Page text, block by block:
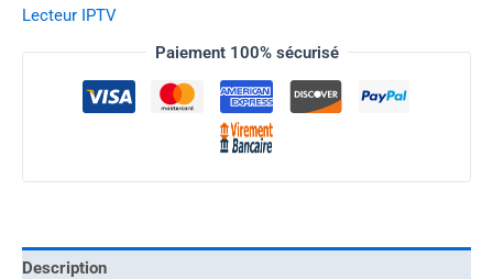
Lecteur IPTV
Paiement 100% sécurisé
Description